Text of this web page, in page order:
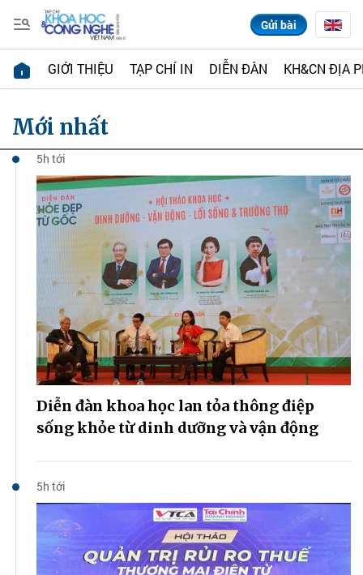
Gửi bài
GIỚI THIỆU TẠP CHÍ IN DIỄN ĐÀN KH&CN ĐỊA
Mới nhất
5h tới
Diễn đàn khoa học lan tỏa thông điệp
sống khỏe từ dinh dưỡng và vận động
5h tới